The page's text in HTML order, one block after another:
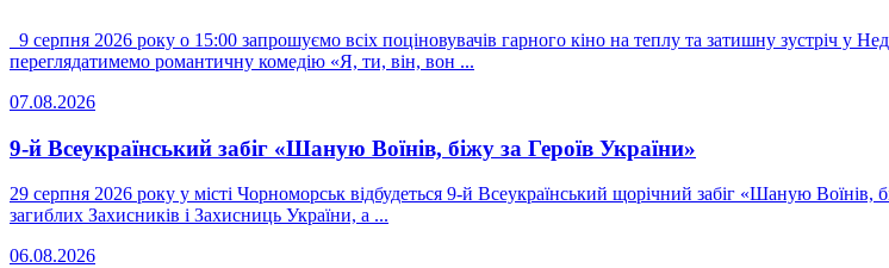
9 серпня 2026 року о 15:00 запрошуємо всіх поціновувачів гарного кіно на теплу та затишну зустріч у
переглядатимемо романтичну комедію «Я, ти, він, вон ...
07.08.2026
9-й Всеукраїнський забіг «Шаную Воїнів, біжу за Героїв України»
29 серпня 2026 року у місті Чорноморськ відбудеться 9-й Всеукраїнський щорічний забіг «Шаную Воїнів,
загиблих Захисників і Захисниць України, а ...
06.08.2026